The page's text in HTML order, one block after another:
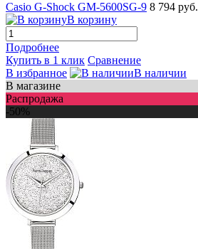
Casio G-Shock GM-5600SG-9 8 794 руб.
В корзину
Подробнее
Купить в 1 клик Сравнение
В избранное
В наличии
В магазине
Распродажа
-50%